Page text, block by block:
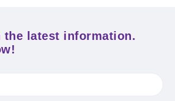
the latest information.